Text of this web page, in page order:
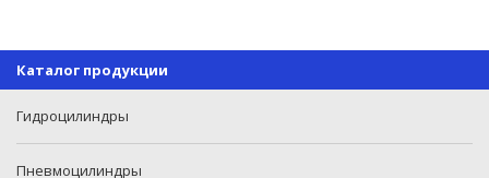
Каталог продукции
Гидроцилиндры
Пневмоцилиндры